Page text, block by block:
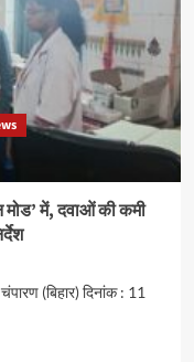
में, दवाओं की कमी
(बिहार) दिनांक : 11